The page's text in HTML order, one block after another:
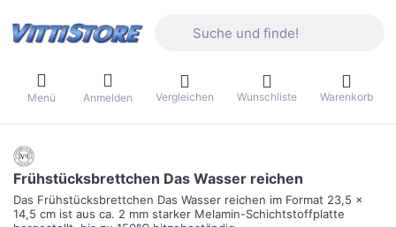
Menü Anmelden Vergleichen Wunschliste Warenkorb
Frühstücksbrettchen Das Wasser reichen
Das Frühstücksbrettchen Das Wasser reichen im Format 23,5 x
14,5 cm ist aus ca. 2 mm starker Melamin-Schichtstoffplatte